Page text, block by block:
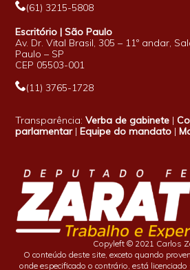
(61) 3215-5808
Escritório | São Paulo
Av. Dr. Vital Brasil, 305 – 11º andar,
Paulo – SP
CEP 05503-001
(11) 3765-1728
Transparência:Verba de gabinete |
parlamentar|Equipe do mandato |
Copyleft © 2021 Carlos
O conteúdo deste site, exceto quando
onde especificado o contrário, está licenciado